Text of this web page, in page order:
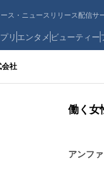
ス・ニュースリリース配信サ
リ エンタメ ビューティー
会社
働く女
アンフ